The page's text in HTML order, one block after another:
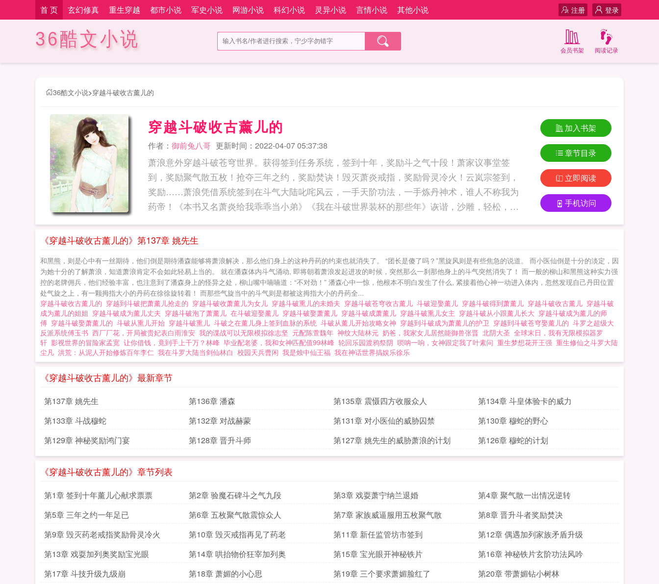
首 页 玄幻修真 重生穿越 都市小说 军史小说 网游小说 科幻小说 灵异小说 言情小说 其他小说 登录
注册
36酷文小说 阅读记录
会员书架
36酷文小说>穿越斗破收古薰儿的
穿越斗破收古薰儿的
作者： 御前兔八哥 更新时间：2022-04-07 05:37:38
萧浪意外穿越斗破苍穹世界。获得签到任务系统，签到十年，奖励斗之气十段！萧家议事堂签
到，奖励聚气散五枚！抢夺三年之约，奖励焚诀！毁灭萧炎戒指，奖励骨灵冷火！云岚宗签到，
奖励……萧浪凭借系统签到在斗气大陆叱咤风云，一手天阶功法，一手炼丹神术，谁人不称我为
药帝！《本书又名萧炎给我乖乖当小弟》《我在斗破世界装杯的那些年》诙谐，沙雕，轻松，半
加入书架
章节目录
立即阅读
手机访问
《穿越斗破收古薰儿的》第137章 姚先生
和黑熊，则是心中有一丝期待，他们倒是期待潘森能够将萧浪解决，那么他们身上的这种丹药的约束也就消失了。 “团长是傻了吗？”黑旋风则是有些焦急的说道。 而小医仙倒是十分的淡定，因
为她十分的了解萧浪，知道萧浪肯定不会如此轻易上当的。 就在潘森体内斗气涌动, 即将朝着萧浪发起进攻的时候，突然那么一刹那他身上的斗气突然消失了！ 而一般的柳山和黑熊这种实力强
控的老牌佣兵，他们经验丰富，也注意到了潘森身上的怪异之处，柳山嘴中喃喃道：“不对劲！” 潘森心中一惊，他根本不明白发生了什么, 紧接着他心神一动进入体内，忽然发现自己丹田位置
处气旋之上，有一颗拇指大小的丹药在徐徐旋转着！ 而那些气旋当中的斗气则是都被这拇指大小的丹药全...
穿越斗破收古薰儿的 穿越到斗破把萧薰儿抢走的 穿越斗破收萧薰儿为女儿 穿越斗破熏儿的未婚夫 穿越斗破苍穹收古薰儿 斗破迎娶薰儿 穿越斗破得到萧薰儿 穿越斗破收古薰儿 穿越斗破
成为薰儿的姐姐 穿越斗破成为薰儿丈夫 穿越斗破泡了萧薰儿 在斗破迎娶薰儿 穿越斗破娶萧薰儿 穿越斗破成萧薰儿 穿越斗破熏儿女主 穿越斗破从小跟薰儿长大 穿越斗破成为薰儿的师
傅 穿越斗破娶萧薰儿的 斗破从熏儿开始 穿越斗破熏儿 斗破之在薰儿身上签到血脉的系统 斗破从薰儿开始攻略女神 穿越到斗破成为萧薰儿的护卫 穿越到斗破苍穹娶薰儿的 斗罗之超级大
反派系统傅玉书 西厂厂花，开局被贵妃表白雨淮安 我的谍战可以无限模拟徐志坚 元配陈萱魏年 神纹大陆林元 奶爸，我家女儿居然能御兽张晋 北阴大圣 全球末日，我有无限模拟器罗
轩 影视世界的冒险家孟宽 让你借钱，竟到手上千万？林峰 毕业配老婆，我和女神匹配值99林峰 轮回乐园渡鸦祭阴 唢呐一响，女神跟定我了叶素问 重生梦想花开王强 重生修仙之斗罗大陆
尘凡 洪荒：从泥人开始修炼百年李仁 我在斗罗大陆当剑仙林白 校园天兵曹闲 我是烛中仙王福 我在神话世界搞娱乐徐乐
《穿越斗破收古薰儿的》最新章节
第137章 姚先生 第136章 潘森 第135章 震慑四方收服众人
第134章 斗皇体验卡的威力
第133章 斗战穆蛇
第132章 对战赫蒙 第131章 对小医仙的威胁囚禁
第130章 穆蛇的野心
第129章 神秘奖励鸿门宴
第128章 晋升斗师 第127章 姚先生的威胁萧浪的计划 第126章 穆蛇的计划
《穿越斗破收古薰儿的》章节列表
第1章 签到十年薰儿心献求票票 第2章 验魔石碑斗之气九段 第3章 戏耍萧宁纳兰退婚
第4章 聚气散一出情况逆转
第5章 三年之约一年足已
第6章 五枚聚气散震惊众人 第7章 家族威逼服用五枚聚气散
第8章 晋升斗者奖励焚决
第9章 毁灭药老戒指奖励骨灵冷火
第10章 毁灭戒指再见了药老 第11章 新任监管坊市签到
第12章 偶遇加列家族矛盾升级
第13章 戏耍加列奥奖励宝光眼
第14章 哄抬物价狂宰加列奥 第15章 宝光眼开神秘铁片
第16章 神秘铁片玄阶功法风吟
第17章 斗技升级九级崩
第18章 萧媚的小心思 第19章 三个要求萧媚脸红了
第20章 带萧媚钻小树林